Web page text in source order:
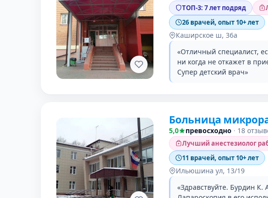
ТОП-3: 7 лет подряд
26 врачей, опыт 10+ лет
Каширское ш, 36а
«Отличный специалист,
ни когда не откажет в
Супер детский врач»
Больница
5,0 превосходно · 18
Лучший анестезиолог
11 врачей, опыт 10+ лет
Ильюшина ул, 13/19
«Здравствуйте. Бурдин